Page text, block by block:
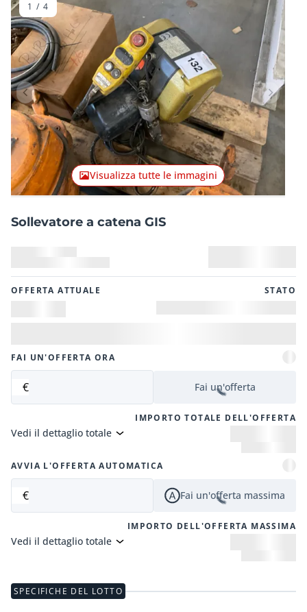
Articolo precedente Articolo
Visualizza tutte le immagini
1 / 4
Sollevatore a catena GIS
OFFERTA ATTUALE STATO
FAI UN'OFFERTA ORA
€ Fai un'offerta
IMPORTO TOTALE DELL'OFFERTA
Vedi il dettaglio totale
AVVIA L'OFFERTA AUTOMATICA
€ Fai un'offerta massima
IMPORTO DELL'OFFERTA MASSIMA
Vedi il dettaglio totale
SPECIFICHE DEL LOTTO